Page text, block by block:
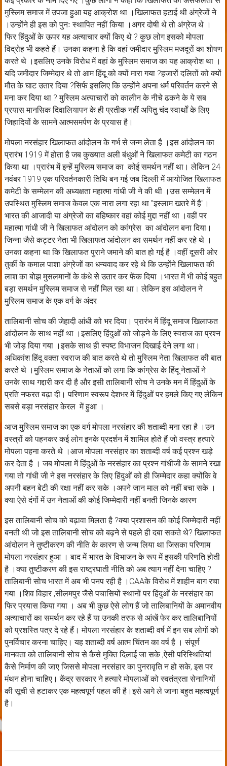
मुस्लिम समाज में उपजा हुआ यह आक्रोश था ।खिलाफत हटाई थी अंग्रेजों ने
।उन्होंने ही इस को पुनः स्थापित नहीं किया ।अगर दोषी थे तो अंग्रेज थे ।
फिर हिंदुओं के ऊपर यह अत्याचार क्यों किए थे ? कुछ लोग इसको मोपला
विद्रोह भी कहते हैं। उनका कहना है कि वहां जमीदार मुस्लिम मजदूरों का शोषण
करते थे ।इसलिए उनके विरोध में वहां के मुस्लिम समाज का यह आक्रोश था ।
यदि जमीदार जिम्मेदार थे तो आम हिंदू को क्यों मारा गया ?हजारों दलितों को क्यों
मौत के घाट उतार दिया ?सिर्फ इसलिए कि उन्होंने अपना धर्म परिवर्तन करने से
मना कर दिया था ? मुस्लिम अत्याचारों को कालीन के नीचे ढकने के ये सब
प्रयास मानसिक दिवालियापन के ही प्रतीक नहीं अपितु चंद स्वार्थों के लिए
जिहादियों के सामने आत्मसमर्पण के प्रयास है।
मोपला नरसंहार खिलाफत आंदोलन के गर्भ से जन्म लेता है ।इस आंदोलन का
प्रारंभ 1919 में होता है जब कुख्यात अली बंधुओं ने खिलाफत कमेटी का गठन
किया था ।प्रारंभ में इन्हें मुस्लिम समाज का कोई समर्थन नहीं था। लेकिन 24
नवंबर 1919 एक परिवर्तनकारी तिथि बन गई जब दिल्ली में आयोजित खिलाफत
कमेटी के सम्मेलन की अध्यक्षता महात्मा गांधी जी ने की थी ।उस सम्मेलन में
उपस्थित मुस्लिम समाज केवल एक नारा लगा रहा था "इस्लाम खतरे में है"।
भारत की आजादी या अंग्रेजों का बहिष्कार वहां कोई मुद्दा नहीं था ।वहीं पर
महात्मा गांधी जी ने खिलाफत आंदोलन को कांग्रेस का आंदोलन बना दिया।
जिन्ना जैसे कट्टर नेता भी खिलाफत आंदोलन का समर्थन नहीं कर रहे थे ।
उनका कहना था कि खिलाफत पुराने जमाने की बात हो गई है ।वहीं दूसरी ओर
तुर्की के कमाल पाशा अंग्रेजों का धन्यवाद कर रहे थे कि उन्होंने खिलाफत की
लाश का बोझ मुसलमानों के कंधे से उतार कर फेंक दिया ।भारत में भी कोई बहुत
बड़ा समर्थन मुस्लिम समाज से नहीं मिल रहा था। लेकिन इस आंदोलन ने
मुस्लिम समाज के एक वर्ग के अंदर
तालिबानी सोच की जेहादी आंधी को भर दिया। प्रारंभ में हिंदू समाज खिलाफत
आंदोलन के साथ नहीं था ।इसलिए हिंदुओं को जोड़ने के लिए स्वराज का प्रश्न
भी जोड़ दिया गया ।इसके साथ ही स्पष्ट विभाजन दिखाई देने लगा था।
अधिकांश हिंदू वक्ता स्वराज की बात करते थे तो मुस्लिम नेता खिलाफत की बात
करते थे ।मुस्लिम समाज के नेताओं को लगा कि कांग्रेस के हिंदू नेताओं ने
उनके साथ गद्दारी कर दी है और इसी तालिबानी सोच ने उनके मन में हिंदुओं के
प्रति नफरत बढ़ा दी। परिणाम स्वरूप देशभर में हिंदुओं पर हमले किए गए लेकिन
सबसे बड़ा नरसंहार केरल में हुआ ।
आज मुस्लिम समाज का एक वर्ग मोपला नरसंहार की शताब्दी मना रहा है ।उन
वस्त्रों को पहनकर कई लोग इनके प्रदर्शन में शामिल होते हैं जो वस्त्र हत्यारे
मोपला पहना करते थे ।आज मोपला नरसंहार का शताब्दी वर्ष कई प्रश्न खड़े
कर देता है । जब मोपला में हिंदुओं के नरसंहार का प्रश्न गांधीजी के सामने रखा
गया तो गांधी जी ने इस नरसंहार के लिए हिंदुओं को ही जिम्मेदार कहा क्योंकि वे
अपनी बहन बेटी की रक्षा नहीं कर सके ।अपने जान माल को नहीं बचा सके ।
क्या ऐसे दंगों में उन नेताओं की कोई जिम्मेदारी नहीं बनती जिनके कारण
इस तालिबानी सोच को बढ़ावा मिलता है ?क्या प्रशासन की कोई जिम्मेदारी नहीं
बनती थी जो इस तालिबानी सोच को बढ़ने से पहले ही दबा सकते थे? खिलाफत
आंदोलन ने तुष्टीकरण की नीति के कारण से जन्म लिया था जिसका परिणाम
मोपला नरसंहार हुआ । बाद में भारत के विभाजन के रूप में इसकी परिणति होती
है ।क्या तुष्टीकरण की इस राष्ट्रघाती नीति को अब त्याग नहीं देना चाहिए ?
तालिबानी सोच भारत में अब भी पनप रही है ।CAAके विरोध में शाहीन बाग रचा
गया ।शिव विहार ,सीलमपुर जैसे पचासियों स्थानों पर हिंदुओं के नरसंहार का
फिर प्रयास किया गया । अब भी कुछ ऐसे लोग हैं जो तालिबानियों के अमानवीय
अत्याचारों का समर्थन कर रहे हैं या उनकी तरफ से आंखें फेर कर तालिबानियों
को प्रशस्ति पत्र दे रहे हैं। मोपला नरसंहार के शताब्दी वर्ष में इन सब लोगों को
पुनर्विचार करना चाहिए। यह शताब्दी वर्ष आत्म चिंतन का वर्ष है । संपूर्ण
मानवता को तालिबानी सोच से कैसे मुक्ति दिलाई जा सके ,ऐसी परिस्थितियां
कैसे निर्माण की जाए जिससे मोपला नरसंहार का पुनरावृति न हो सके, इस पर
मंथन होना चाहिए। केंद्र सरकार ने हत्यारे मोपलाओं को स्वतंत्रता सेनानियों
की सूची से हटाकर एक महत्वपूर्णपहल की है।इसे आगे ले जाना बहुत महत्वपूर्ण
है।